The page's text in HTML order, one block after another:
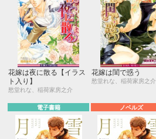
花嫁は夜に散る【イラス
ト入り】
愁堂れな、稲荷家房之介
花嫁は閨で惑う
愁堂れな、稲荷家房之介
電子書籍 ノベルズ